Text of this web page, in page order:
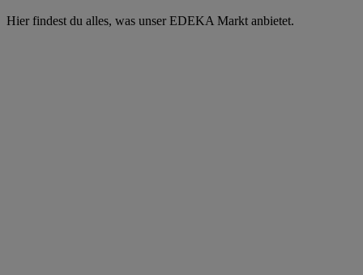
Hier findest du alles, was unser EDEKA Markt anbietet.